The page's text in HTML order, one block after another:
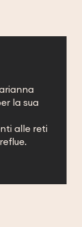
la sua
alle reti